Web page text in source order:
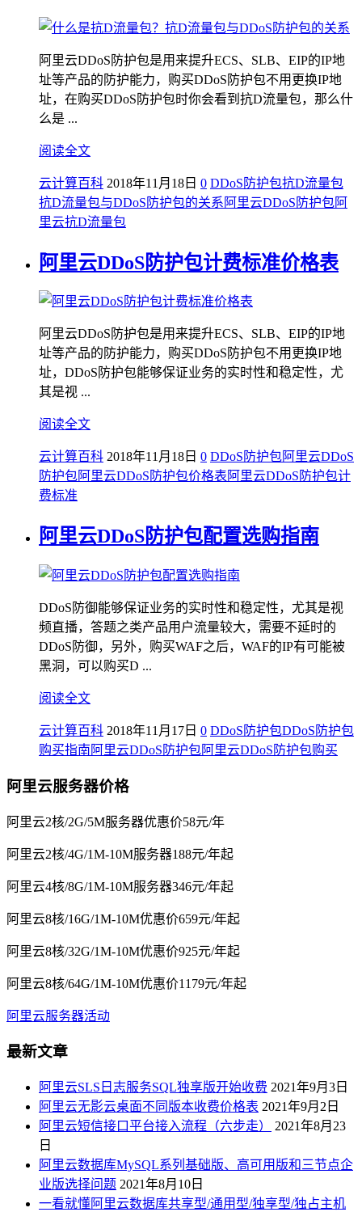
阿里云DDoS防护包是用来提升ECS、SLB、EIP的IP地
址等产品的防护能力，购买DDoS防护包不用更换IP地
址，在购买DDoS防护包时你会看到抗D流量包，那么什
么是 ...
阅读全文
云计算百科 2018年11月18日 0 DDoS防护包抗D流量包
抗D流量包与DDoS防护包的关系 阿里云DDoS防护包阿
里云抗D流量包
阿里云DDoS防护包计费标准价格表
阿里云DDoS防护包是用来提升ECS、SLB、EIP的IP地
址等产品的防护能力，购买DDoS防护包不用更换IP地
址，DDoS防护包能够保证业务的实时性和稳定性，尤
其是视 ...
阅读全文
云计算百科 2018年11月18日 0 DDoS防护包阿里云DDoS
防护包阿里云DDoS防护包价格表 阿里云DDoS防护包计
费标准
阿里云DDoS防护包配置选购指南
DDoS防御能够保证业务的实时性和稳定性，尤其是视
频直播，答题之类产品用户流量较大，需要不延时的
DDoS防御，另外，购买WAF之后，WAF的IP有可能被
黑洞，可以购买D ...
阅读全文
云计算百科 2018年11月17日 0 DDoS防护包DDoS防护包
购买指南 阿里云DDoS防护包阿里云DDoS防护包购买
阿里云服务器价格
阿里云2核/2G/5M服务器优惠价58元/年
阿里云2核/4G/1M-10M服务器188元/年起
阿里云4核/8G/1M-10M服务器346元/年起
阿里云8核/16G/1M-10M优惠价659元/年起
阿里云8核/32G/1M-10M优惠价925元/年起
阿里云8核/64G/1M-10M优惠价1179元/年起
阿里云服务器活动
最新文章
阿里云SLS日志服务SQL独享版开始收费 2021年9月3日
阿里云无影云桌面不同版本收费价格表 2021年9月2日
阿里云短信接口平台接入流程（六步走）
2021年8月23
日
阿里云数据库MySQL系列基础版、高可用版和三节点企
业版选择问题 2021年8月10日
一看就懂阿里云数据库共享型/通用型/独享型/独占主机